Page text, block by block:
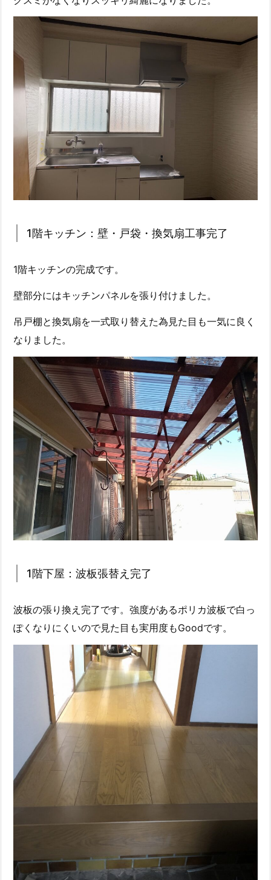
1階キッチン：壁・戸袋・換気扇工事完了
1階キッチンの完成です。
壁部分にはキッチンパネルを張り付けました。
吊戸棚と換気扇を一式取り替えた為見た目も一気に良く
なりました。
1階下屋：波板張替え完了
波板の張り換え完了です。強度があるポリカ波板で白っ
ぽくなりにくいので見た目も実用度もGoodです。